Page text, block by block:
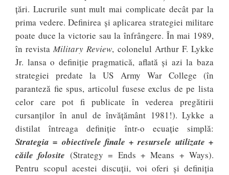
țări. Lucrurile sunt mult mai complicate decât par la
prima vedere. Definirea și aplicarea strategiei militare
poate duce la victorie sau la înfrângere. În mai 1989,
în revistaMilitary Review, colonelul Arthur F. Lykke
Jr. lansa o definiție pragmatică, aflată și azi la baza
strategiei predate la US Army War College (în
paranteză fie spus, articolul fusese exclus de pe lista
celor care pot fi publicate în vederea pregătirii
cursanților în anul de învățământ 1981!). Lykke a
distilat întreaga definiție într-o ecuație simplă:
Strategia = obiectivele finale + resursele utilizate +
căile folosite (Strategy = Ends + Means + Ways).
Pentru scopul acestei discuții, voi oferi și definiția